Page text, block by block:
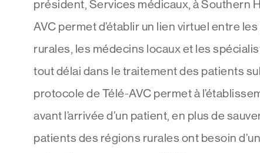
président, Services médicaux, à Southern
AVC permet d’établir un lien virtuel entre
rurales, les médecins locaux et les
tout délai dans le traitement des patients
protocole de Télé-AVC permet à
avant l’arrivée d’un patient, en plus de
patients des régions rurales ont besoin